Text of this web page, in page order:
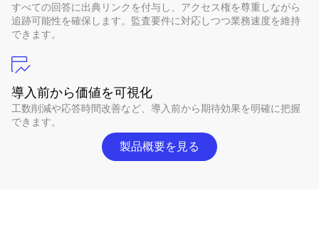
すべての回答に出典リンクを付与し、アクセス権を尊重しながら
追跡可能性を確保します。監査要件に対応しつつ業務速度を維持
できます。
導入前から価値を可視化
工数削減や応答時間改善など、導入前から期待効果を明確に把握
できます。
製品概要を見る